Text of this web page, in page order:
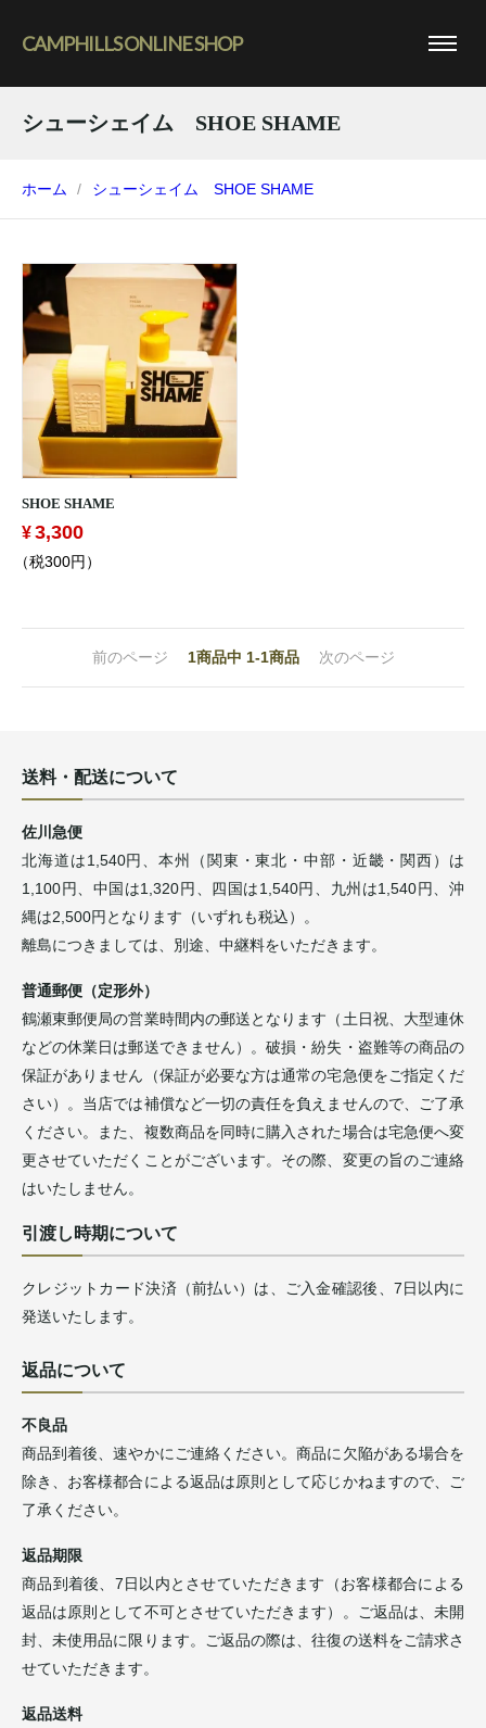
CAMPHILLS ONLINE SHOP
シューシェイム SHOE SHAME
ホーム シューシェイム SHOE SHAME
SHOE SHAME
3,300
（税300円）
前のページ 1商品中 1-1商品 次のページ
送料・配送について
佐川急便
北海道は1,540円、本州（関東・東北・中部・近畿・関西）は
1,100円、中国は1,320円、四国は1,540円、九州は1,540円、沖
縄は2,500円となります（いずれも税込）。
離島につきましては、別途、中継料をいただきます。
普通郵便（定形外）
鶴瀬東郵便局の営業時間内の郵送となります（土日祝、大型連休
などの休業日は郵送できません）。破損・紛失・盗難等の商品の
保証がありません（保証が必要な方は通常の宅急便をご指定くだ
さい）。当店では補償など一切の責任を負えませんので、ご了承
ください。また、複数商品を同時に購入された場合は宅急便へ変
更させていただくことがございます。その際、変更の旨のご連絡
はいたしません。
引渡し時期について
クレジットカード決済（前払い）は、ご入金確認後、7日以内に
発送いたします。
返品について
不良品
商品到着後、速やかにご連絡ください。商品に欠陥がある場合を
除き、お客様都合による返品は原則として応じかねますので、ご
了承ください。
返品期限
商品到着後、7日以内とさせていただきます（お客様都合による
返品は原則として不可とさせていただきます）。ご返品は、未開
封、未使用品に限ります。ご返品の際は、往復の送料をご請求さ
せていただきます。
返品送料